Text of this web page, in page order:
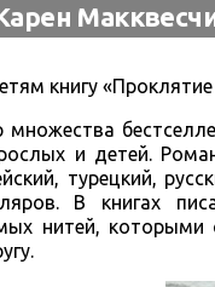
книгу
множества
и детей.
турецкий,
В книгах
нитей,